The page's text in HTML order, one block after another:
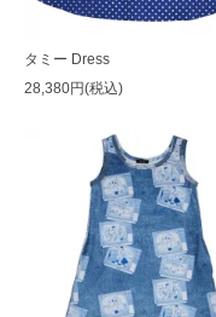
タミー Dress
28,380円(税込)